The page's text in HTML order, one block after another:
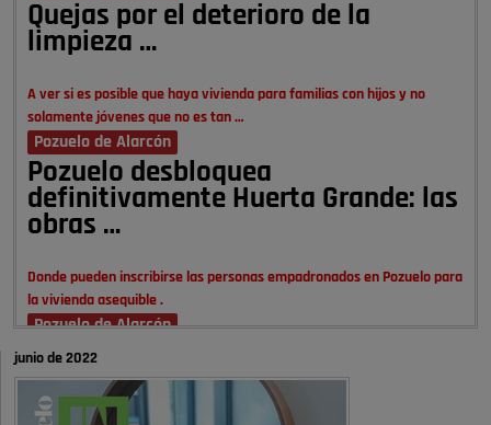
Quejas por el deterioro de la
limpieza …
A ver si es posible que haya vivienda para familias con hijos y no
solamente jóvenes que no es tan …
Pozuelo de Alarcón
Pozuelo desbloquea
definitivamente Huerta Grande: las
obras …
Donde pueden inscribirse las personas empadronados en Pozuelo para
la vivienda asequible .
Pozuelo de Alarcón
Pozuelo desbloquea
definitivamente Huerta Grande: las
obras …
junio de 2022